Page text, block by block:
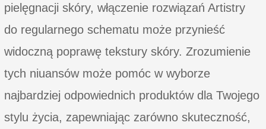
pielęgnacji skóry, włączenie rozwiązań Artistry
do regularnego schematu może przynieść
widoczną poprawę tekstury skóry. Zrozumienie
tych niuansów może pomóc w wyborze
najbardziej odpowiednich produktów dla Twojego
stylu życia, zapewniając zarówno skuteczność,